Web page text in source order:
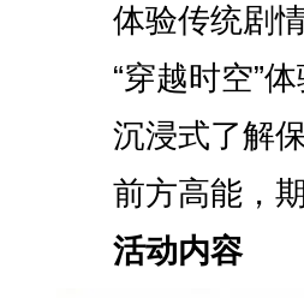
体验传统剧情
“穿越时空”体
沉浸式了解保
前方高能，期
活动内容